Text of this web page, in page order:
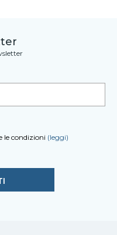
le condizioni (leggi)